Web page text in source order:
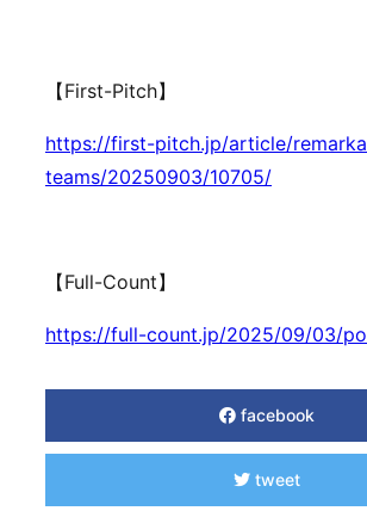
【First-Pitch】
https://first-pitch.jp/article/
teams/20250903/10705/
【Full-Count】
https://full-count.jp/2025/09/03/
facebook
tweet